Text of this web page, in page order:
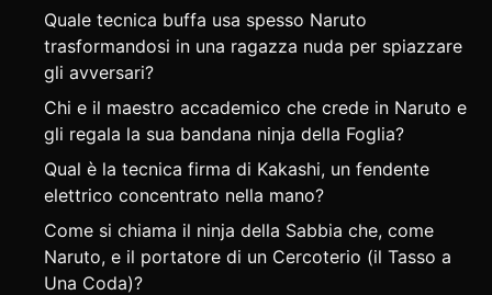
Quale tecnica buffa usa spesso Naruto
trasformandosi in una ragazza nuda per spiazzare
gli avversari?
Chi e il maestro accademico che crede in Naruto e
gli regala la sua bandana ninja della Foglia?
Qual è la tecnica firma di Kakashi, un fendente
elettrico concentrato nella mano?
Come si chiama il ninja della Sabbia che, come
Naruto, e il portatore di un Cercoterio (il Tasso a
Una Coda)?